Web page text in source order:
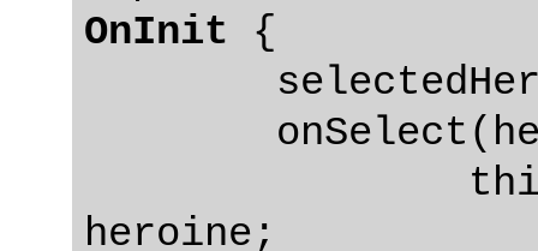
OnInit {
heroine;